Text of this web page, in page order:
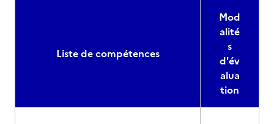
Liste de compétences
Mod
alité
s
d'év
alua
tion